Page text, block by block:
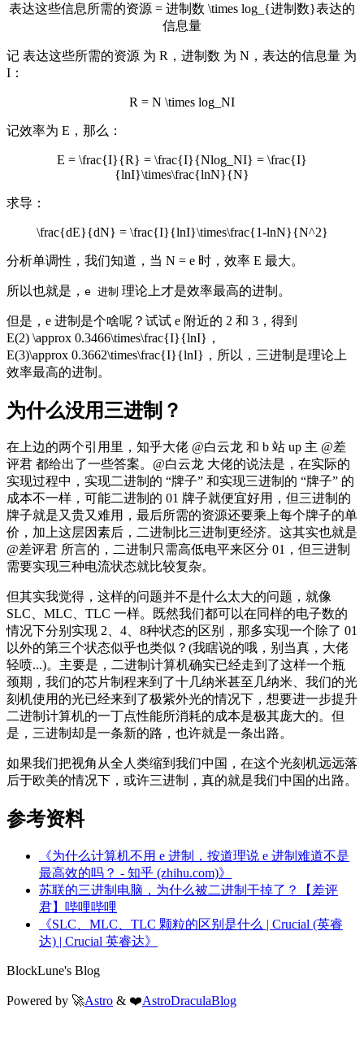
表达这些信息所需的资源 = 进制数 \times log_{进制数}表达的
信息量
记 表达这些所需的资源 为 R ， 进制数 为 N ， 表达的信息量 为
I ：
R = N \times log_NI
记效率为 E ，那么：
E = \frac{I}{R} = \frac{I}{Nlog_NI} = \frac{I}
{lnI}\times\frac{lnN}{N}
求导：
\frac{dE}{dN} = \frac{I}{lnI}\times\frac{1-lnN}{N^2}
分析单调性，我们知道，当 N = e 时，效率 E 最大。
所以也就是， e 进制 理论上才是效率最高的进制。
但是，e 进制是个啥呢？试试 e 附近的 2 和 3，得到
E(2) \approx 0.3466\times\frac{I}{lnI} ，
E(3)\approx 0.3662\times\frac{I}{lnI} ，所以，三进制是理论上
效率最高的进制。
为什么没用三进制？
在上边的两个引用里，知乎大佬 @白云龙 和 b 站 up 主 @差
评君 都给出了一些答案。@白云龙 大佬的说法是，在实际的
实现过程中，实现二进制的 “牌子” 和实现三进制的 “牌子” 的
成本不一样，可能二进制的 01 牌子就便宜好用，但三进制的
牌子就是又贵又难用，最后所需的资源还要乘上每个牌子的单
价，加上这层因素后，二进制比三进制更经济。这其实也就是
@差评君 所言的，二进制只需高低电平来区分 01，但三进制
需要实现三种电流状态就比较复杂。
但其实我觉得，这样的问题并不是什么太大的问题，就像
SLC、MLC、TLC 一样。既然我们都可以在同样的电子数的
情况下分别实现 2、4、8种状态的区别，那多实现一个除了 01
以外的第三个状态似乎也类似？(我瞎说的哦，别当真，大佬
轻喷...)。主要是，二进制计算机确实已经走到了这样一个瓶
颈期，我们的芯片制程来到了十几纳米甚至几纳米、我们的光
刻机使用的光已经来到了极紫外光的情况下，想要进一步提升
二进制计算机的一丁点性能所消耗的成本是极其庞大的。但
是，三进制却是一条新的路，也许就是一条出路。
如果我们把视角从全人类缩到我们中国，在这个光刻机远远落
后于欧美的情况下，或许三进制，真的就是我们中国的出路。
参考资料
《为什么计算机不用 e 进制，按道理说 e 进制难道不是
最高效的吗？ - 知乎 (zhihu.com)》
苏联的三进制电脑，为什么被二进制干掉了？【差评
君】哔哩哔哩
《SLC、MLC、TLC 颗粒的区别是什么 | Crucial (英睿
达) | Crucial 英睿达》
BlockLune's Blog
Powered by 🚀Astro & ❤️AstroDraculaBlog